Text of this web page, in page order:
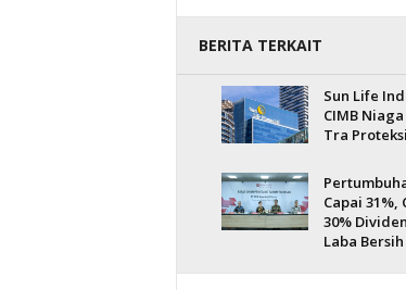
BERITA TERKAIT
Sun Life
CIMB
Tra
Capai 31%,
30%
Laba Bersih